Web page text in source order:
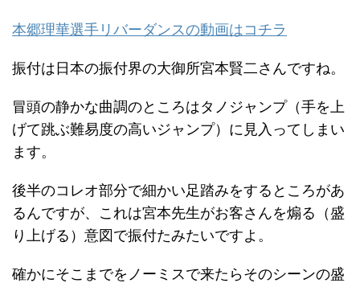
本郷理華選手リバーダンスの動画はコチラ
振付は日本の振付界の大御所宮本賢二さんですね。
冒頭の静かな曲調のところはタノジャンプ（手を上
げて跳ぶ難易度の高いジャンプ）に見入ってしまい
ます。
後半のコレオ部分で細かい足踏みをするところがあ
るんですが、これは宮本先生がお客さんを煽る（盛
り上げる）意図で振付たみたいですよ。
確かにそこまでをノーミスで来たらそのシーンの盛